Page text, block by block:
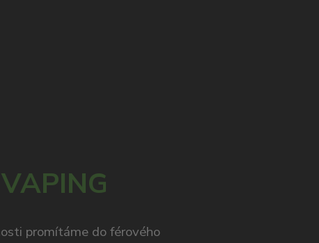
promítáme do férového